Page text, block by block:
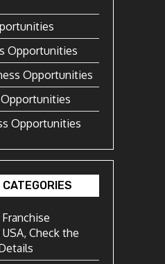
Opportunities
Opportunities
Opportunities
Check the